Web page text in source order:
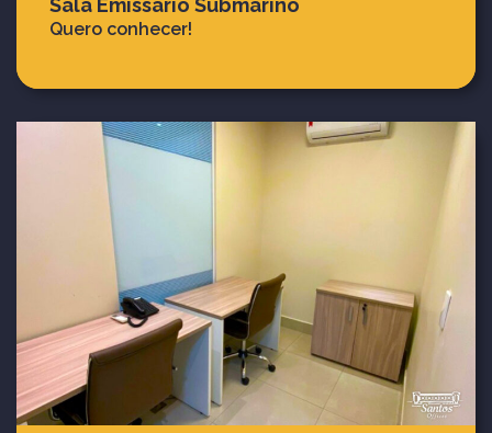
Sala Emissário Submarino
Quero conhecer!